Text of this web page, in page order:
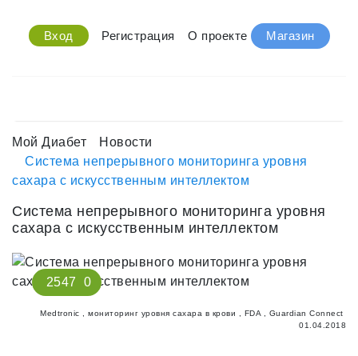
Вход Регистрация О проекте Магазин
Мой Диабет
Новости
Система непрерывного мониторинга уровня
сахара с искусственным интеллектом
Система непрерывного мониторинга уровня
сахара с искусственным интеллектом
2547 0
Medtronic мониторинг уровня сахара в крови FDA
Guardian Connect
01.04.2018